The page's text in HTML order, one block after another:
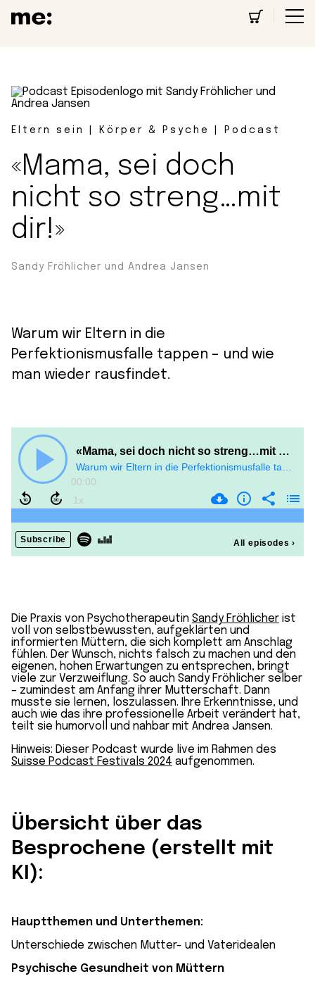
Eltern sein | Körper & Psyche | Podcast
«Mama, sei doch
nicht so streng…mit
dir!»
Sandy Fröhlicher und Andrea Jansen
Warum wir Eltern in die
Perfektionismusfalle tappen – und wie
man wieder rausfindet.
Die Praxis von Psychotherapeutin Sandy Fröhlicher ist
voll von selbstbewussten, aufgeklärten und
informierten Müttern, die sich komplett am Anschlag
fühlen. Der Wunsch, nichts falsch zu machen und den
eigenen, hohen Erwartungen zu entsprechen, bringt
viele zur Verzweiflung. So auch Sandy Fröhlicher selber
– zumindest am Anfang ihrer Mutterschaft. Dann
musste sie lernen, loszulassen. Ihre Erkenntnisse, und
auch wie das ihre professionelle Arbeit verändert hat,
teilt sie humorvoll und nahbar mit Andrea Jansen.
Hinweis: Dieser Podcast wurde live im Rahmen des
Suisse Podcast Festivals 2024 aufgenommen.
Übersicht über das
Besprochene (erstellt mit
KI):
Hauptthemen und Unterthemen:
Unterschiede zwischen Mutter- und Vateridealen
Psychische Gesundheit von Müttern